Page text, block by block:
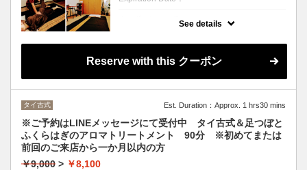
お願いいたします。
「世界一気持ちいいマッサージ」と称され
る、タイ古式。
ほぐし、ストレッチ、セン(つぼ)へのアプロ
See details
Reserve with this クーポン
タイ古式 Est. Duration：Approx. 1 hrs30 mins
※ご予約はLINEメッセージにて受付中 タイ古式＆足つぼと
ふくらはぎのアロマトリートメント 90分 ※初めてまたは
前回のご来店から一か月以内の方
￥9,000 > ￥8,100